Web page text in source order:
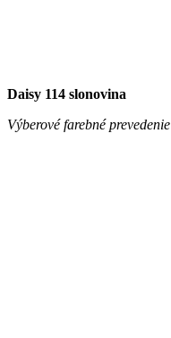
Daisy 114 slonovina
Výberové farebné prevedenie